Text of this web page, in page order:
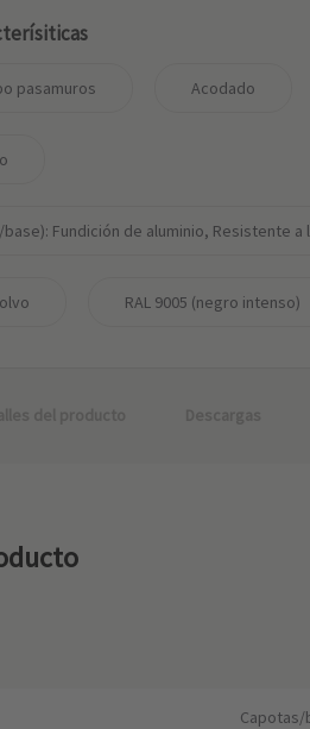
pasamuros Acodado
Fundición de aluminio, Resistente a
RAL 9005 (negro intenso)
Capotas/